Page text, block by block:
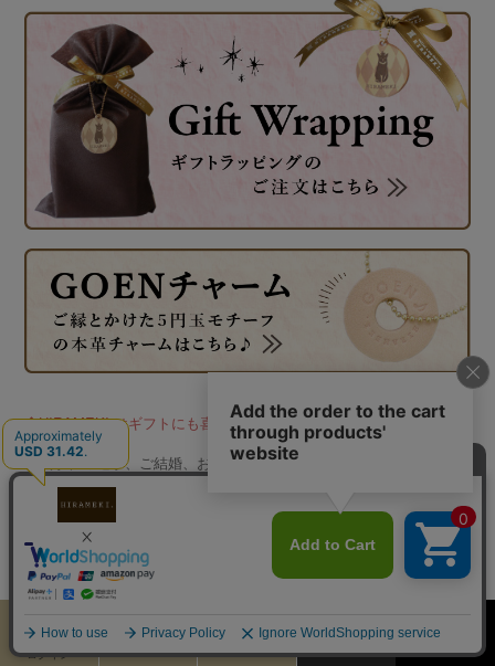
◆HIRAMEKI.はギフトにも喜ばれています◆
ご入学、ご進学、ご結婚、お誕生日、母の日、父の日、敬老の日、バ
レンタインデー、ホワイトデー、クリスマス、還暦祝い、自分へのご
褒美など、シーンに合わせたギフトラッピングもご用意しております
ので、是非ご利用くださいませ。
ログイン